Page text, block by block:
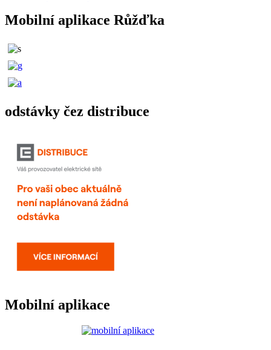
Mobilní aplikace Růžďka
odstávky čez distribuce
Mobilní aplikace